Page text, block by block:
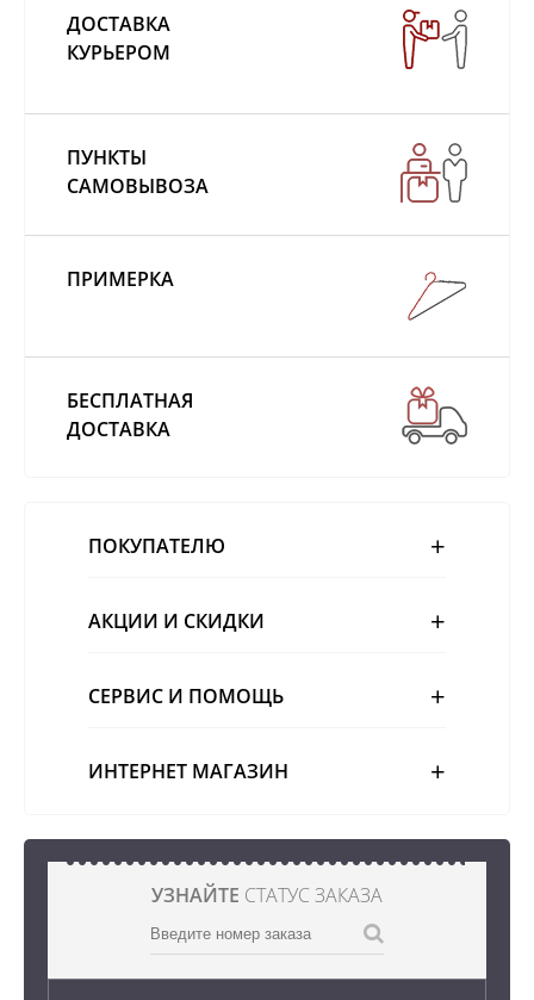
ДОСТАВКА
КУРЬЕРОМ
ПУНКТЫ
САМОВЫВОЗА
ПРИМЕРКА
БЕСПЛАТНАЯ
ДОСТАВКА
ПОКУПАТЕЛЮ
АКЦИИ И СКИДКИ
СЕРВИС И ПОМОЩЬ
ИНТЕРНЕТ МАГАЗИН
УЗНАЙТЕ СТАТУС ЗАКАЗА